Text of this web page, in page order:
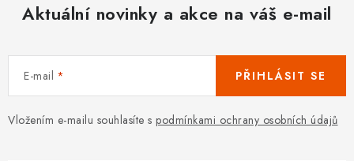
Aktuální novinky a akce na váš e-mail
E-mail
Vložením e-mailu souhlasíte s podmínkami ochrany osobních údajů
PŘIHLÁSIT SE